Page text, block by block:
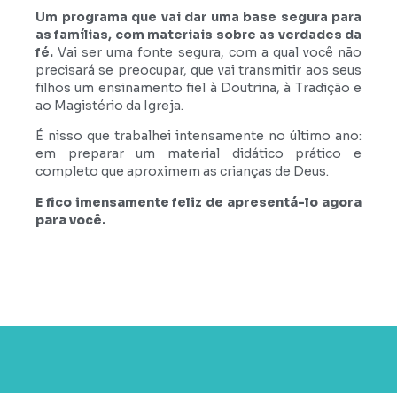
Um programa que vai dar uma base segura para
as famílias, com materiais sobre as verdades da
fé. Vai ser uma fonte segura, com a qual você não
precisará se preocupar, que vai transmitir aos seus
filhos um ensinamento fiel à Doutrina, à Tradição e
ao Magistério da Igreja.
É nisso que trabalhei intensamente no último ano:
em preparar um material didático prático e
completo que aproximem as crianças de Deus.
E fico imensamente feliz de apresentá-lo agora
para você.